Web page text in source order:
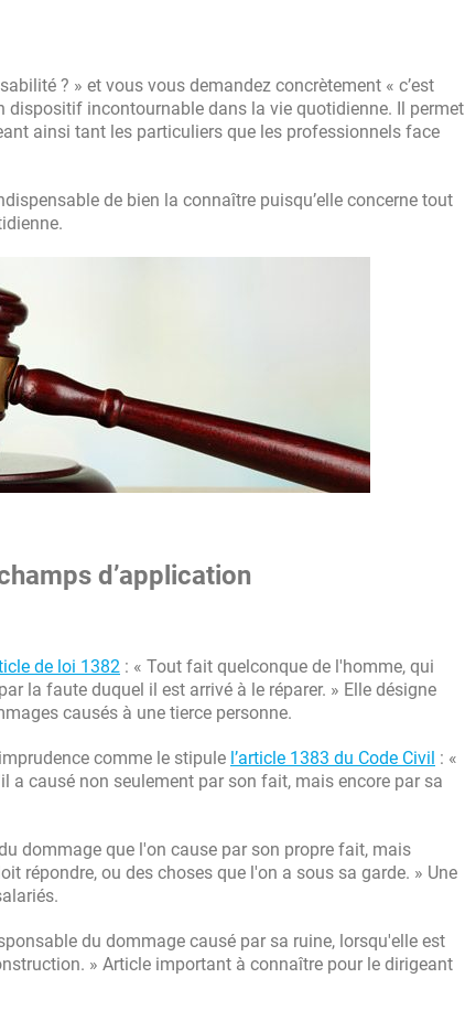
? » et vous vous demandez concrètement « c’est
dispositif incontournable dans la vie quotidienne. Il permet
ainsi tant les particuliers que les professionnels face
de bien la connaître puisqu’elle concerne tout
d’application
de loi 1382 : « Tout fait quelconque de l'homme, qui
la faute duquel il est arrivé à le réparer. » Elle désigne
causés à une tierce personne.
comme le stipule l’article 1383 du Code Civil : «
a causé non seulement par son fait, mais encore par sa
dommage que l'on cause par son propre fait, mais
répondre, ou des choses que l'on a sous sa garde. » Une
du dommage causé par sa ruine, lorsqu'elle est
» Article important à connaître pour le dirigeant